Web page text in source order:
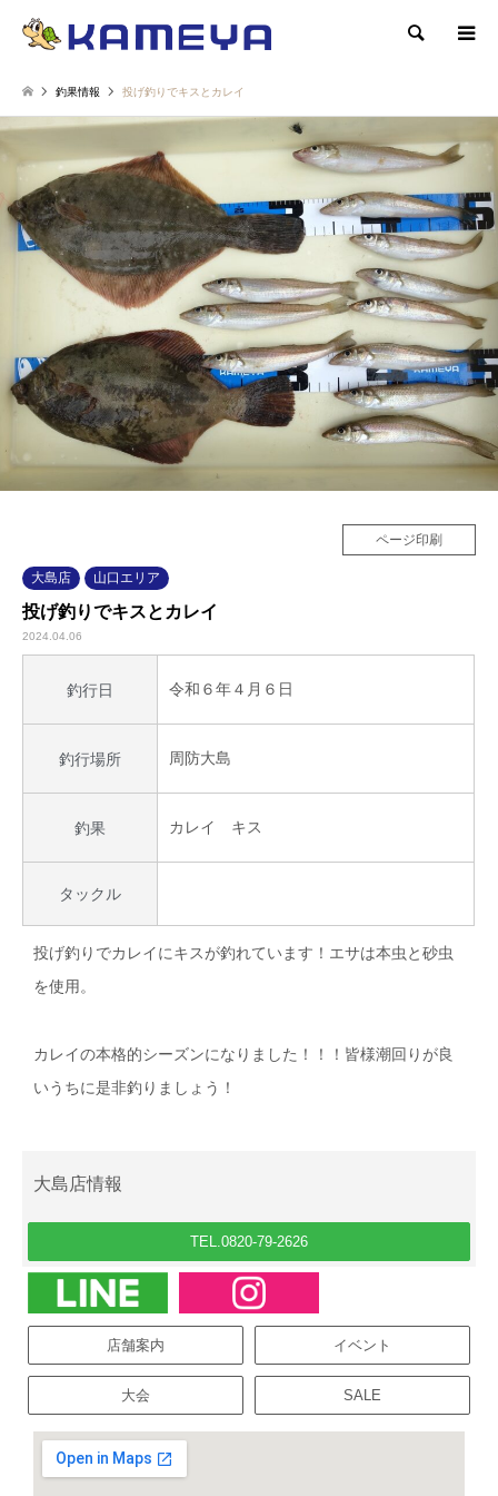
検索
釣果情報 投げ釣りでキスとカレイ
ページ印刷
大島店 山口エリア
投げ釣りでキスとカレイ
2024.04.06
釣行日 令和６年４月６日
釣行場所 周防大島
釣果 カレイ キス
タックル
投げ釣りでカレイにキスが釣れています！エサは本虫と砂虫
を使用。
カレイの本格的シーズンになりました！！！皆様潮回りが良
いうちに是非釣りましょう！
大島店情報
TEL.0820-79-2626
店舗案内 イベント
大会 SALE